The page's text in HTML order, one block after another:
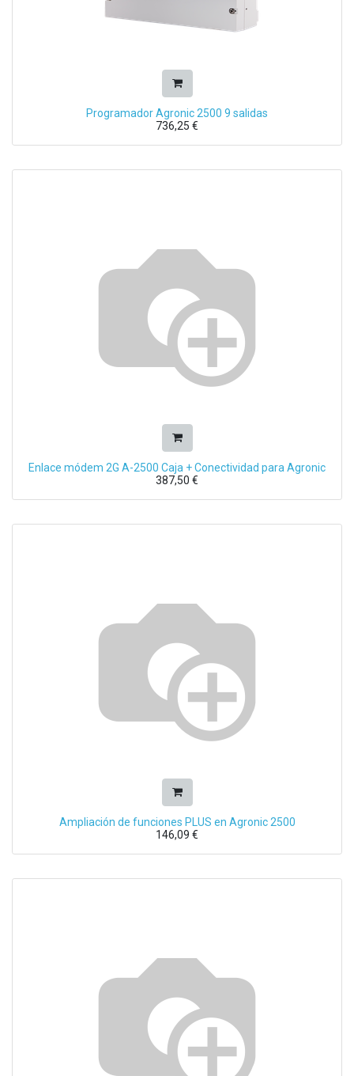
Programador Agronic 2500 9 salidas
736,25 €
Enlace módem 2G A-2500 Caja + Conectividad para Agronic
387,50 €
Ampliación de funciones PLUS en Agronic 2500
146,09 €